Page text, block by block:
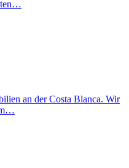
an der Costa Blanca. Wir